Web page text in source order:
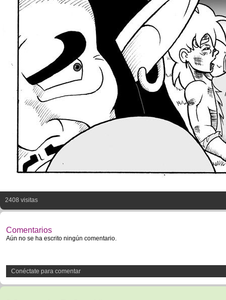
2408 visitas
Comentarios
Aún no se ha escrito ningún comentario.
Conéctate para comentar